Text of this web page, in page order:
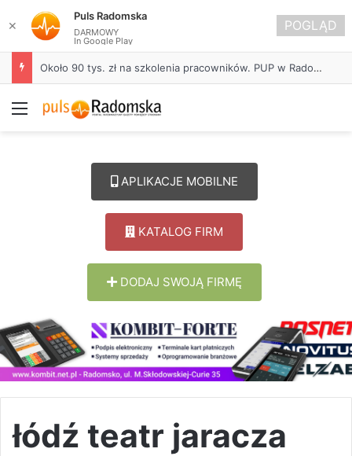
Około 90 tys. zł na szkolenia pracowników. PUP w Radomsku ogłasza nabór wniosków
Menu
APLIKACJE MOBILNE
KATALOG FIRM
DODAJ SWOJĄ FIRMĘ
łódź teatr jaracza
✕
Puls Radomska
DARMOWY
In Google Play
POGLĄD